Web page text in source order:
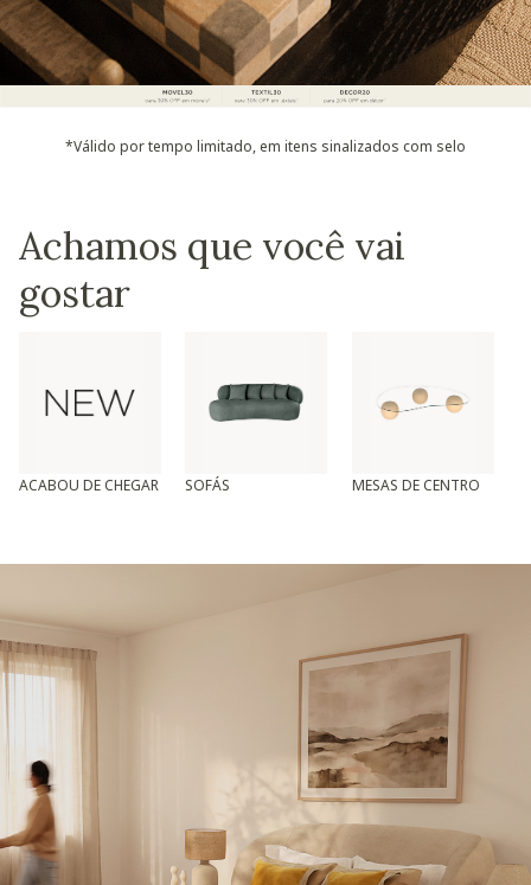
*Válido por tempo limitado, em itens sinalizados com selo
Achamos que você vai
gostar
ACABOU DE CHEGAR SOFÁS MESAS DE CENTRO